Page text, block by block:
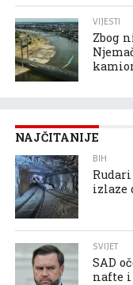
VIJESTI
Zbog
NAJČITANIJE
BIH
izlaze
SVIJET
SAD
nafte i